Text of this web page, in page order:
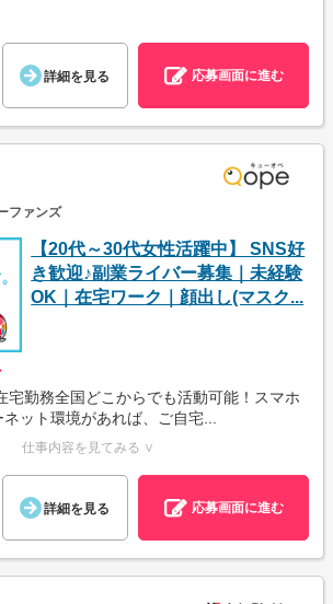
詳細を見る 応募画面に進む
ファンズ
【20代～30代女性活躍中】 SNS好
き歓迎♪副業ライバー募集｜未経験
OK｜在宅ワーク｜顔出し(マスク...
宅勤務全国どこからでも活動可能！スマホ
ット環境があれば、ご自宅...
仕事内容を見てみる ∨
詳細を見る 応募画面に進む